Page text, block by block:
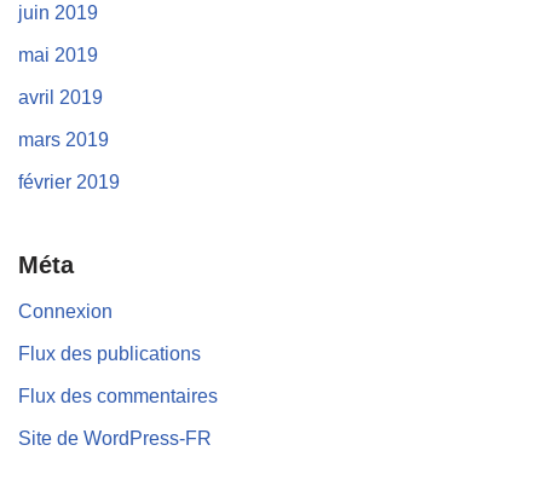
juin 2019
mai 2019
avril 2019
mars 2019
février 2019
Méta
Connexion
Flux des publications
Flux des commentaires
Site de WordPress-FR